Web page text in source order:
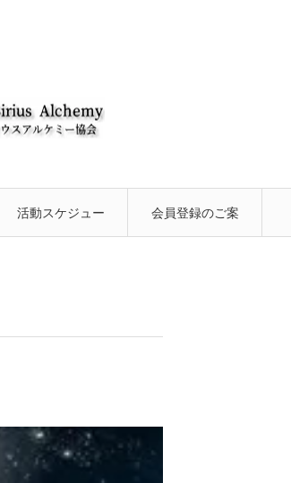
活動スケジュー 会員登録のご案